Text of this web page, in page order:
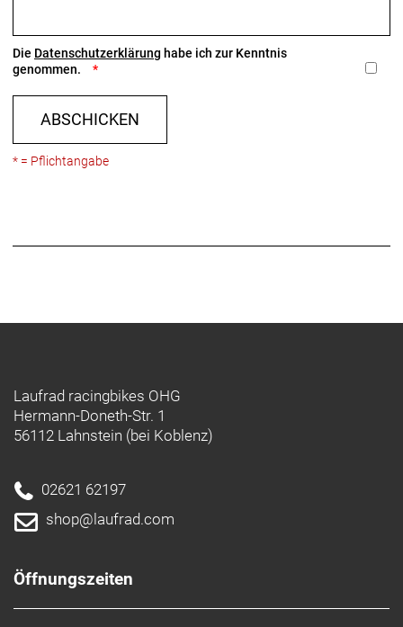
Die Datenschutzerklärung habe ich zur Kenntnis
genommen.
ABSCHICKEN
* = Pflichtangabe
Laufrad racingbikes OHG
Hermann-Doneth-Str. 1
56112 Lahnstein (bei Koblenz)
02621 62197
shop@laufrad.com
Öffnungszeiten